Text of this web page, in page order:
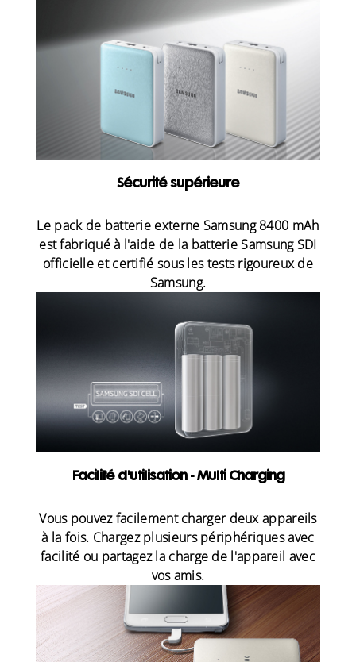
Sécurité supérieure
Le pack de batterie externe Samsung 8400 mAh
est fabriqué à l'aide de la batterie Samsung SDI
officielle et certifié sous les tests rigoureux de
Samsung.
Facilité d'utilisation - Multi Charging
Vous pouvez facilement charger deux appareils
à la fois. Chargez plusieurs périphériques avec
facilité ou partagez la charge de l'appareil avec
vos amis.